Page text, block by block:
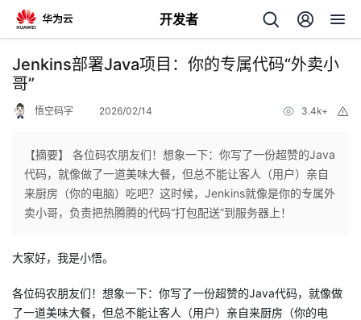
开发者
返
回
个
页
开
Jenkins部署Java项目：你的专属代码“外卖小
哥”
悟空码字 2026/02/14 3.4k+
【摘要】 各位码农朋友们！想象一下：你写了一份超赞的Java
代码，就像做了一道美味大餐，但总不能让客人（用户）亲自
来厨房（你的电脑）吃吧？这时候，Jenkins就像是你的专属外
卖小哥，负责把热腾腾的代码“打包配送”到服务器上！
大家好，我是小悟。
各位码农朋友们！想象一下：你写了一份超赞的Java代码，就像做
了一道美味大餐，但总不能让客人（用户）亲自来厨房（你的电